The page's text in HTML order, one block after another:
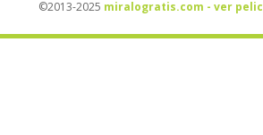
©2013-2025 miralogratis.com - ver